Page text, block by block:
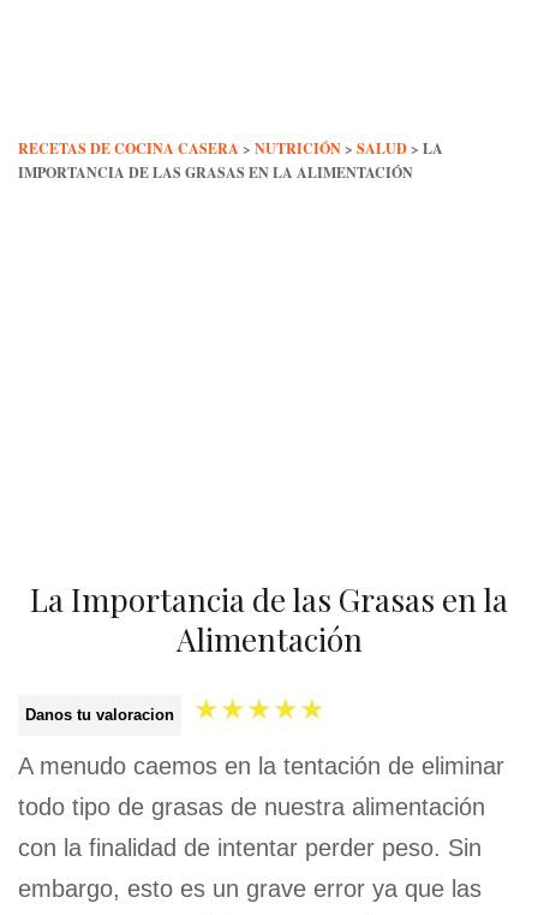
RECETAS DE COCINA CASERA > NUTRICIÓN> SALUD> LA
IMPORTANCIA DE LAS GRASAS EN LA ALIMENTACIÓN
La Importancia de las Grasas en la
Alimentación
Danos tu valoracion ★★★★★
A menudo caemos en la tentación de eliminar
todo tipo de grasas de nuestra alimentación
con la finalidad de intentar perder peso. Sin
embargo, esto es un grave error ya que las